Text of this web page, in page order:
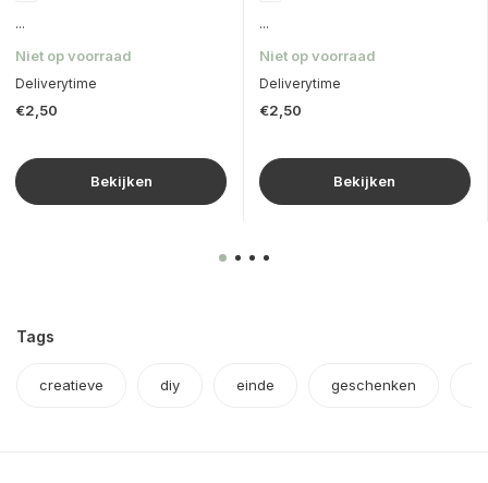
...
Niet op voorraad
Deliverytime
€2,50
Bekijken
...
Niet op voorraad
Deliverytime
€2,50
Bekijken
Tags
creatieve diy einde geschenken